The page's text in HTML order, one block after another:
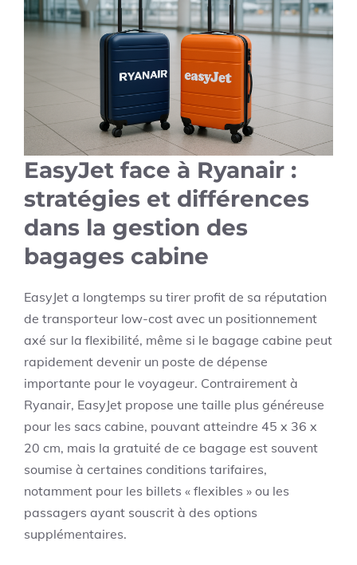
EasyJet face à Ryanair :
stratégies et différences
dans la gestion des
bagages cabine
EasyJet a longtemps su tirer profit de sa réputation
de transporteur low-cost avec un positionnement
axé sur la flexibilité, même si le bagage cabine peut
rapidement devenir un poste de dépense
importante pour le voyageur. Contrairement à
Ryanair, EasyJet propose une taille plus généreuse
pour les sacs cabine, pouvant atteindre 45 x 36 x
20 cm, mais la gratuité de ce bagage est souvent
soumise à certaines conditions tarifaires,
notamment pour les billets « flexibles » ou les
passagers ayant souscrit à des options
supplémentaires.